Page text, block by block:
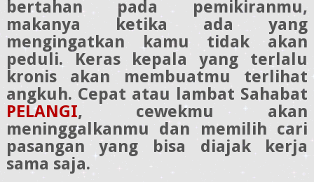
bertahan pada pemikiranmu,
makanya ketika ada yang
mengingatkan kamu tidak akan
peduli. Keras kepala yang terlalu
kronis akan membuatmu terlihat
angkuh. Cepat atau lambat Sahabat
PELANGI, cewekmu akan
meninggalkanmu dan memilih cari
pasangan yang bisa diajak kerja
sama saja.